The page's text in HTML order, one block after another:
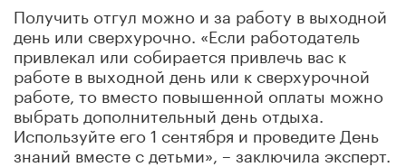
Получить отгул можно и за работу в выходной
день или сверхурочно. «Если работодатель
привлекал или собирается привлечь вас к
работе в выходной день или к сверхурочной
работе, то вместо повышенной оплаты можно
выбрать дополнительный день отдыха.
Используйте его 1 сентября и проведите День
знаний вместе с детьми», – заключила эксперт.